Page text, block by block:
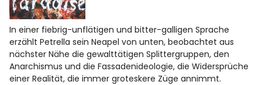
Info
In einer fiebrig-unflätigen und bitter-galligen Sprache
erzählt Petrella sein Neapel von unten, beobachtet aus
nächster Nähe die gewalttätigen Splittergruppen, den
Anarchismus und die Fassadenideologie, die Widersprüche
einer Realität, die immer groteskere Züge annimmt.